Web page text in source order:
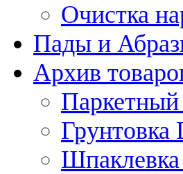
Очистка
Пады и
Архив
Грунтовка